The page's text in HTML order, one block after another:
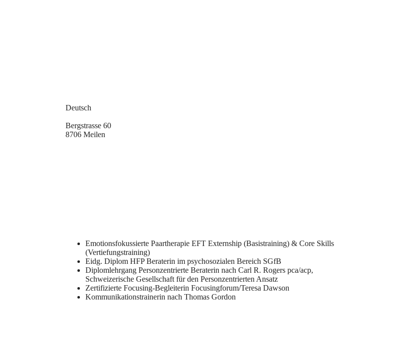
Deutsch
Bergstrasse 60
8706 Meilen
Emotionsfokussierte Paartherapie EFT Externship (Basistraining) & Core Skills
(Vertiefungstraining)
Eidg. Diplom HFP Beraterin im psychosozialen Bereich SGfB
Diplomlehrgang Personzentrierte Beraterin nach Carl R. Rogers pca/acp,
Schweizerische Gesellschaft für den Personzentrierten Ansatz
Zertifizierte Focusing-Begleiterin Focusingforum/Teresa Dawson
Kommunikationstrainerin nach Thomas Gordon